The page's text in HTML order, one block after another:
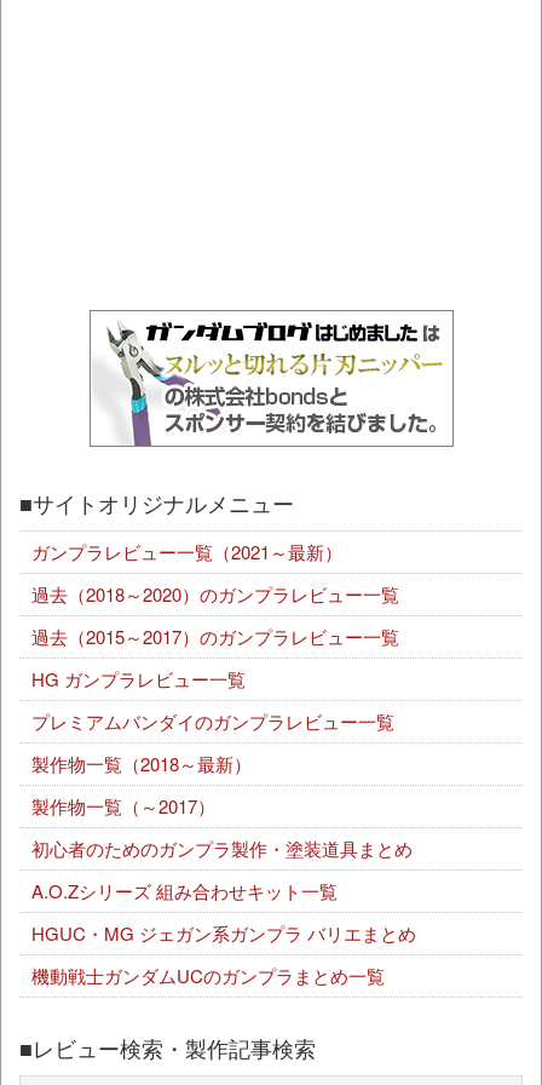
■サイトオリジナルメニュー
ガンプラレビュー一覧（2021～最新）
過去（2018～2020）のガンプラレビュー一覧
過去（2015～2017）のガンプラレビュー一覧
HG ガンプラレビュー一覧
プレミアムバンダイのガンプラレビュー一覧
製作物一覧（2018～最新）
製作物一覧（～2017）
初心者のためのガンプラ製作・塗装道具まとめ
A.O.Zシリーズ 組み合わせキット一覧
HGUC・MG ジェガン系ガンプラ バリエまとめ
機動戦士ガンダムUCのガンプラまとめ一覧
■レビュー検索・製作記事検索